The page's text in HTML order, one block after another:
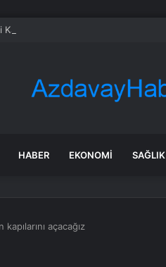
ıslah çalışması sürüyor
HABER EKONOMI SAĞLIK
açacağız